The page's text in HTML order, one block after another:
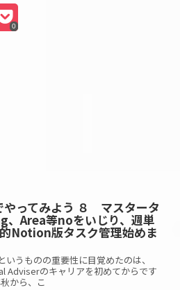
0
ってみよう ８ マスタータ
、Area等noをいじり、週単
Notion版タスク管理始めま
いうものの重要性に目覚めたのは、
Adviserのキャリアを初めてからです
から、こ